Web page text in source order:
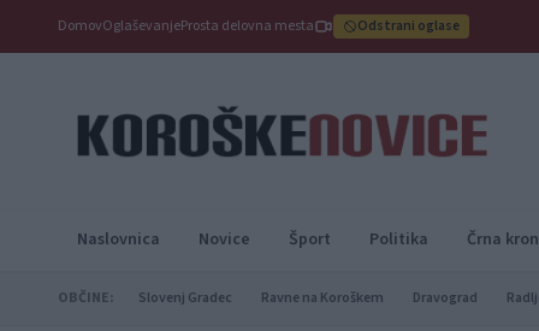
DomovOglaševanjeProsta delovna mesta Odstrani oglase
Naslovnica Novice Šport Politika Črna
OBČINE: Slovenj Gradec Ravne na Koroškem Dravograd